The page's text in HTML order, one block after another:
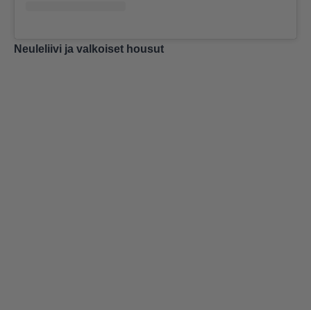
Neuleliivi ja valkoiset housut